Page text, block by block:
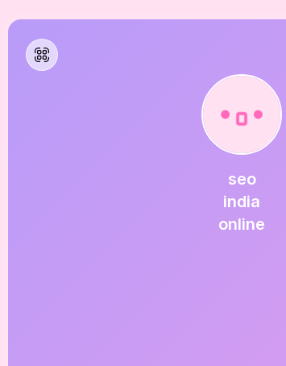
seo
india
online